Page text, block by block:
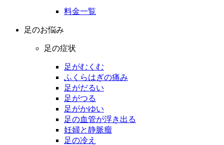
料金一覧
足のお悩み
足の症状
足がむくむ
ふくらはぎの痛み
足がだるい
足がつる
足がかゆい
足の血管が浮き出る
妊婦と静脈瘤
足の冷え